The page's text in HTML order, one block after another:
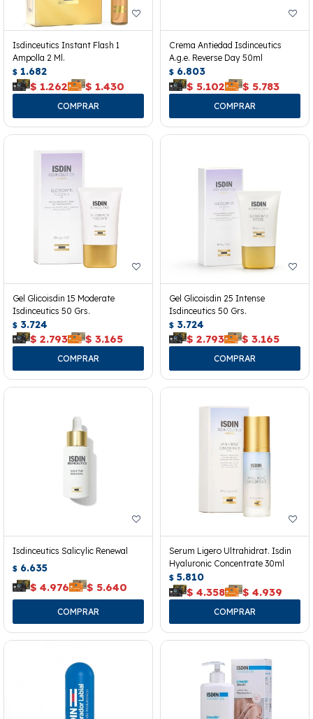
Isdinceutics Instant Flash 1
Ampolla 2 Ml.
$ 1.682
$ 1.262 $ 1.430
Crema Antiedad Isdinceutics
A.g.e. Reverse Day 50ml
$ 6.803
$ 5.102 $ 5.783
Gel Glicoisdin 15 Moderate
Isdinceutics 50 Grs.
$ 3.724
$ 2.793 $ 3.165
Gel Glicoisdin 25 Intense
Isdinceutics 50 Grs.
$ 3.724
$ 2.793 $ 3.165
Isdinceutics Salicylic Renewal
$ 6.635
$ 4.976 $ 5.640
Serum Ligero Ultrahidrat. Isdin
Hyaluronic Concentrate 30ml
$ 5.810
$ 4.358 $ 4.939